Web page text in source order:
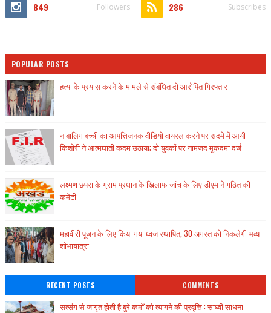
849 Followers 286 Subscribes
POPULAR POSTS
हत्या के प्रयास करने के मामले से संबंधित दो आरोपित गिरफ्तार
नाबालिग बच्ची का आपत्तिजनक वीडियो वायरल करने पर सदमे में आयी
किशोरी ने आत्मघाती कदम उठाया; दो युवकों पर नामजद मुकदमा दर्ज
लक्ष्मण छपरा के ग्राम प्रधान के खिलाफ जांच के लिए डीएम ने गठित की
कमेटी
महावीरी पूजन के लिए किया गया ध्वज स्थापित, 30 अगस्त को निकलेगी भव्य
शोभायात्रा
RECENT POSTS COMMENTS
सत्संग से जागृत होती है बुरे कर्मों को त्यागने की प्रवृत्ति : साध्वी साधना